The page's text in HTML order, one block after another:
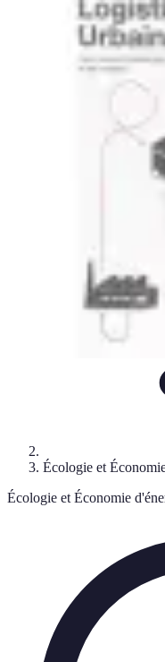
Astuces du Quotidien
Économie domestique
Organisation
Écologie et
Écologie et Économie